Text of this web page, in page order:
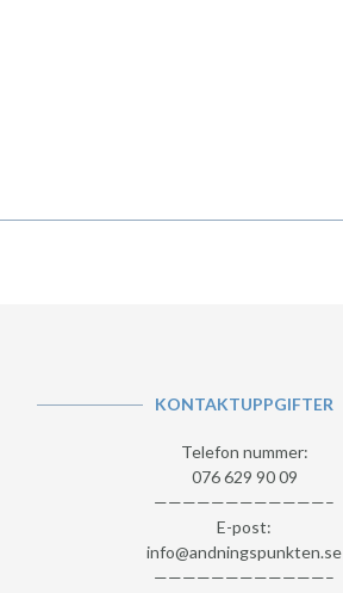
KONTAKTUPPGIFTER
Telefon nummer:
076 629 90 09
————————————–
E-post:
info@andningspunkten.se
————————————–